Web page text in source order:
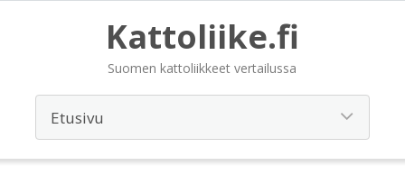
Kattoliike.fi
Suomen kattoliikkeet vertailussa